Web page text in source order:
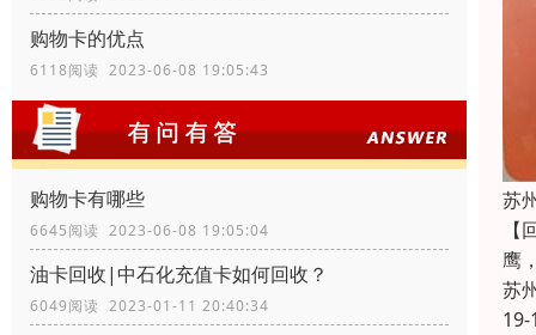
购物卡的优点
6118阅读 2023-06-08 19:05:43
购物卡有哪些
6645阅读 2023-06-08 19:05:04
油卡回收|中石化充值卡如何回收？
6049阅读 2023-01-11 20:40:34
苏
鹰
苏
19-